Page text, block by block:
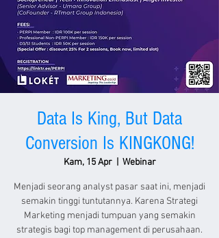
Data Is King, But Data
Conversion Is KINGKONG!
Kam, 15 Apr
  |
Webinar
Menjadi seorang analyst pasar saat ini, menjadi
semakin tinggi tuntutannya. Karena Strategi
Marketing menjadi tumpuan yang semakin
strategis bagi top management di perusahaan.